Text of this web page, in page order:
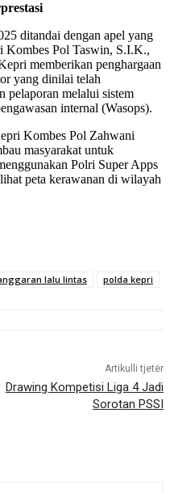
ditandai dengan apel yang
Kombes Pol Taswin, S.I.K.,
memberikan penghargaan
yang dinilai telah
pelaporan melalui sistem
internal (Wasops).
Kombes Pol Zahwani
masyarakat untuk
Polri Super Apps
peta kerawanan di wilayah
lalu lintas polda kepri
Artikulli tjetër
Drawing Kompetisi Liga 4 Jadi
Sorotan PSSI